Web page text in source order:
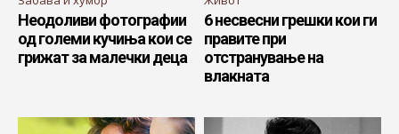
Неодоливи фотографии
од големи кучиња кои се
грижат за малечки деца
6 несвесни грешки кои ги
правите при
отстранување на
влакната